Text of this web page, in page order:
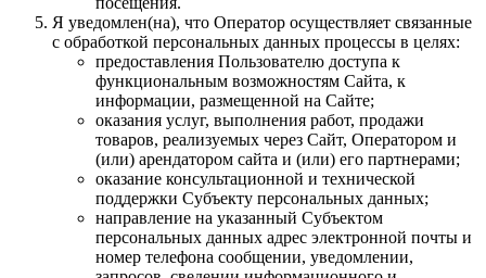
Я уведомлен(на), что Оператор осуществляет связанные
с обработкой персональных данных процессы в целях:
предоставления Пользователю доступа к
функциональным возможностям Сайта, к
информации, размещенной на Сайте;
оказания услуг, выполнения работ, продажи
товаров, реализуемых через Сайт, Оператором и
(или) арендатором сайта и (или) его партнерами;
оказание консультационной и технической
поддержки Субъекту персональных данных;
направление на указанный Субъектом
персональных данных адрес электронной почты и
номер телефона сообщении, уведомлении,